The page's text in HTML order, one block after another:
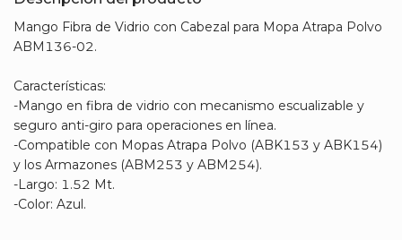
Mango Fibra de Vidrio con Cabezal para Mopa Atrapa Polvo
ABM136-02.
Características:
-Mango en fibra de vidrio con mecanismo escualizable y
seguro anti-giro para operaciones en línea.
-Compatible con Mopas Atrapa Polvo (ABK153 y ABK154)
y los Armazones (ABM253 y ABM254).
-Largo: 1.52 Mt.
-Color: Azul.